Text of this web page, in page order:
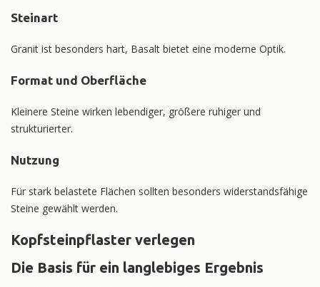
Steinart
Granit ist besonders hart, Basalt bietet eine moderne Optik.
Format und Oberfläche
Kleinere Steine wirken lebendiger, größere ruhiger und
strukturierter.
Nutzung
Für stark belastete Flächen sollten besonders widerstandsfähige
Steine gewählt werden.
Kopfsteinpflaster verlegen
Die Basis für ein langlebiges Ergebnis